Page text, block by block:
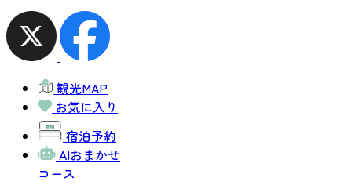
観光MAP
お気に入り
宿泊予約
AIおまかせ
コース